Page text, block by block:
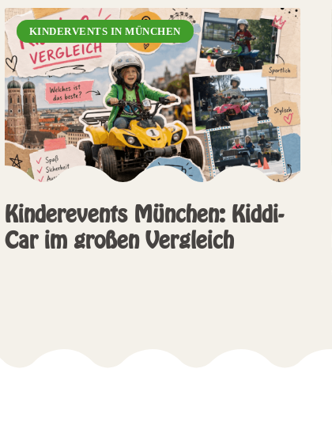
KINDERVENTS IN MÜNCHEN
Kinderevents München: Kiddi-
Car im großen Vergleich